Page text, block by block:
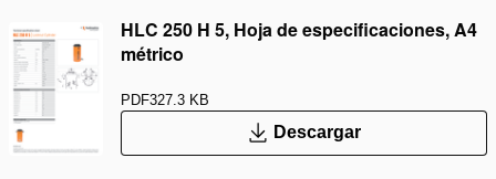
HLC 250 H 5, Hoja de especificaciones, A4
métrico
PDF327.3 KB
Descargar